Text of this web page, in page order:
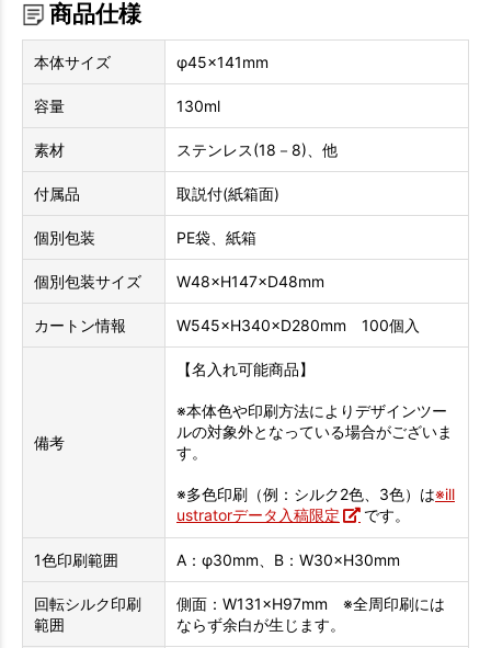
商品仕様
本体サイズ φ45×141mm
容量 130ml
素材 ステンレス(18－8)、他
付属品 取説付(紙箱面)
個別包装 PE袋、紙箱
個別包装サイズ W48×H147×D48mm
カートン情報 W545×H340×D280mm 100個入
備考
【名入れ可能商品】
※本体色や印刷方法によりデザインツー
ルの対象外となっている場合がございま
す。
※多色印刷（例：シルク2色、3色）は※ill
ustratorデータ入稿限定
です。
1色印刷範囲 A：φ30mm、B：W30×H30mm
回転シルク印刷
範囲
側面：W131×H97mm ※全周印刷には
ならず余白が生じます。